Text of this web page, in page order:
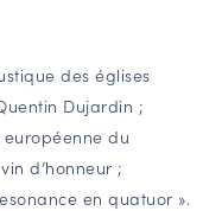
des églises
Dujardin ;
du
d’honneur ;
en quatuor ».